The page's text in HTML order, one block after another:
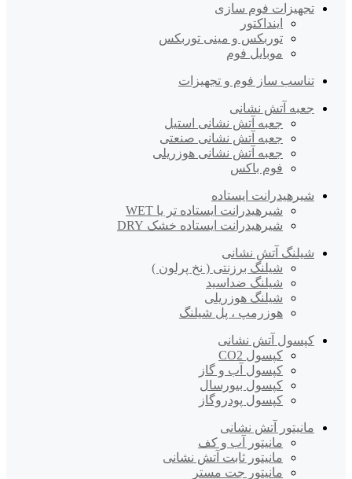
تجهیزات فوم سازی
اینداکتور
توربکس و مینی توربکس
موبایل فوم
تناسب ساز فوم و تجهیزات
جعبه آتش نشانی
جعبه آتش نشانی استیل
جعبه آتش نشانی صنعتی
جعبه آتش نشانی هوزریلی
فوم باکس
شیرهیدرانت ایستاده
شیرهیدرانت ایستاده تر یا WET
شیرهیدرانت ایستاده خشک DRY
شیلنگ آتش نشانی
شیلنگ برزنتی ( نخ پرلون )
شیلنگ ضداسید
شیلنگ هوزریلی
هوزرمپ ، پل شیلنگ
کپسول آتش نشانی
کپسول CO2
کپسول آب و گاز
کپسول بیورسال
کپسول پودروگاز
مانیتور آتش نشانی
مانیتور آب و کف
مانیتور ثابت آتش نشانی
مانیتور جت مستر